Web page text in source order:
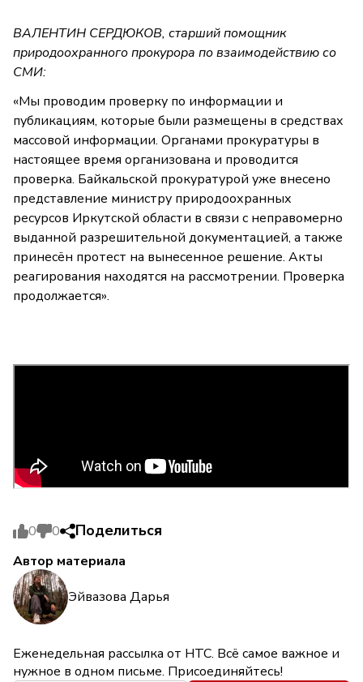
ВАЛЕНТИН СЕРДЮКОВ, старший помощник
природоохранного прокурора по взаимодействию со
СМИ:
«Мы проводим проверку по информации и
публикациям, которые были размещены в средствах
массовой информации. Органами прокуратуры в
настоящее время организована и проводится
проверка. Байкальской прокуратурой уже внесено
представление министру природоохранных
ресурсов Иркутской области в связи с неправомерно
выданной разрешительной документацией, а также
принесён протест на вынесенное решение. Акты
реагирования находятся на рассмотрении. Проверка
продолжается».
0 0 Поделиться
Автор материала
Эйвазова Дарья
Еженедельная рассылка от НТС. Всё самое важное и
нужное в одном письме. Присоединяйтесь!